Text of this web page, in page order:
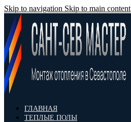
Skip to navigation Skip to main content
ГЛАВНАЯ
ТЕПЛЫЕ ПОЛЫ